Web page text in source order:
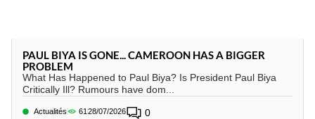
PAUL BIYA IS GONE... CAMEROON HAS A BIGGER
PROBLEM
What Has Happened to Paul Biya? Is President Paul Biya
Critically Ill? Rumours have dom...
Actualités 6128/07/2026 0